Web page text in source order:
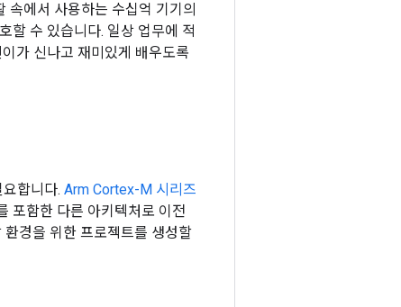
속에서 사용하는 수십억 기기의
할 수 있습니다. 일상 업무에 적
가 신나고 재미있게 배우도록
합니다. Arm Cortex-M 시리즈
포함한 다른 아키텍처로 이전
경을 위한 프로젝트를 생성할